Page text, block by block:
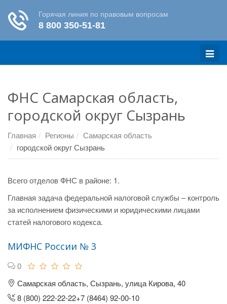
Меню
ФНС Самарская область,
городской округ Сызрань
Главная Регионы
Самарская область
городской округ Сызрань
Всего отделов ФНС в районе: 1.
Главная задача федеральной налоговой службы – контроль
за исполнением физическими и юридическими лицами
статей налогового кодекса.
МИФНС России № 3
0
Самарская область, Сызрань, улица Кирова, 40
8 (800) 222-22-22+7 (8464) 92-00-10